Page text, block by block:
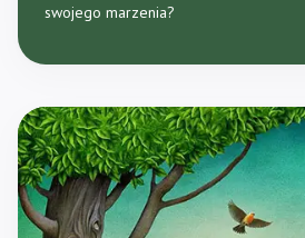
swojego marzenia?